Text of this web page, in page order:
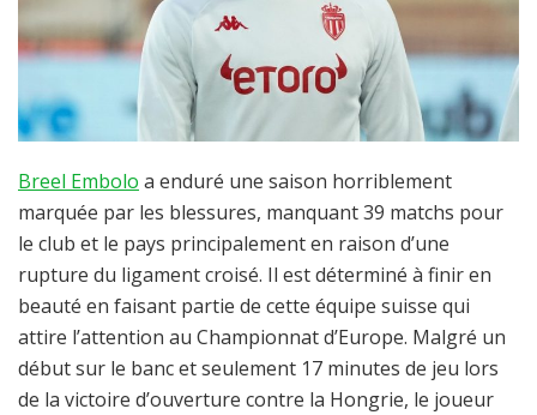
Breel Embolo a enduré une saison horriblement
marquée par les blessures, manquant 39 matchs pour
le club et le pays principalement en raison d’une
rupture du ligament croisé. Il est déterminé à finir en
beauté en faisant partie de cette équipe suisse qui
attire l’attention au Championnat d’Europe. Malgré un
début sur le banc et seulement 17 minutes de jeu lors
de la victoire d’ouverture contre la Hongrie, le joueur